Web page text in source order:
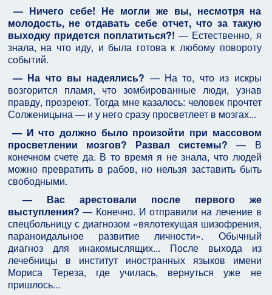
— Ничего себе! Не могли же вы, несмотря на
молодость, не отдавать себе отчет, что за такую
выходку придется поплатиться?! — Естественно, я
знала, на что иду, и была готова к любому повороту
событий.
— На что вы надеялись? — На то, что из искры
возгорится пламя, что зомбированные люди, узнав
правду, прозреют. Тогда мне казалось: человек прочтет
Солженицына — и у него сразу просветлеет в мозгах...
— И что должно было произойти при массовом
просветлении мозгов? Развал системы? — В
конечном счете да. В то время я не знала, что людей
можно превратить в рабов, но нельзя заставить быть
свободными.
— Вас арестовали после первого же
выступления? — Конечно. И отправили на лечение в
спецбольницу с диагнозом «вялотекущая шизофрения,
параноидальное развитие личности». Обычный
диагноз для инакомыслящих... После выхода из
лечебницы в институт иностранных языков имени
Мориса Тереза, где училась, вернуться уже не
пришлось...